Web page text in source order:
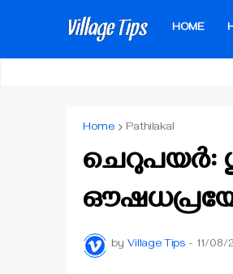
HOME
Home Pathilakal
ചെറുപയർ:
by Village Tips - 11/08/